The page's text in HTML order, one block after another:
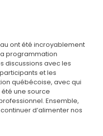
ont été incroyablement
programmation
discussions avec les
et les
québécoise, avec qui
une source
Ensemble,
d’alimenter nos